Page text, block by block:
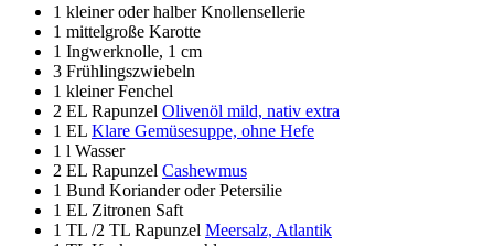
1 kleiner oder halber Knollensellerie
1 mittelgroße Karotte
1 Ingwerknolle, 1 cm
3 Frühlingszwiebeln
1 kleiner Fenchel
2 EL Rapunzel Olivenöl mild, nativ extra
1 EL Klare Gemüsesuppe, ohne Hefe
1 l Wasser
2 EL Rapunzel Cashewmus
1 Bund Koriander oder Petersilie
1 EL Zitronen Saft
1 TL /2 TL Rapunzel Meersalz, Atlantik